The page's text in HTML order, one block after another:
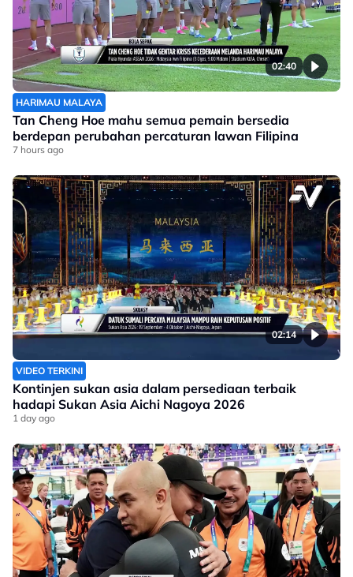
02:40
HARIMAU MALAYA
Tan Cheng Hoe mahu semua pemain bersedia
berdepan perubahan percaturan lawan Filipina
7 hours ago
02:14
VIDEO TERKINI
Kontinjen sukan asia dalam persediaan terbaik
hadapi Sukan Asia Aichi Nagoya 2026
1 day ago